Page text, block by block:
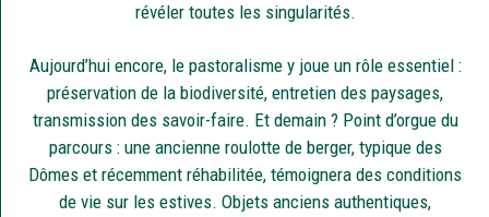
révéler toutes les singularités.
Aujourd’hui encore, le pastoralisme y joue un rôle essentiel :
préservation de la biodiversité, entretien des paysages,
transmission des savoir-faire. Et demain ? Point d’orgue du
parcours : une ancienne roulotte de berger, typique des
Dômes et récemment réhabilitée, témoignera des conditions
de vie sur les estives. Objets anciens authentiques,